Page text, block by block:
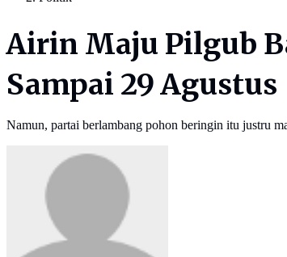
Airin Maju Pilgub
Sampai 29 Agustus
Namun, partai berlambang pohon beringin itu justru